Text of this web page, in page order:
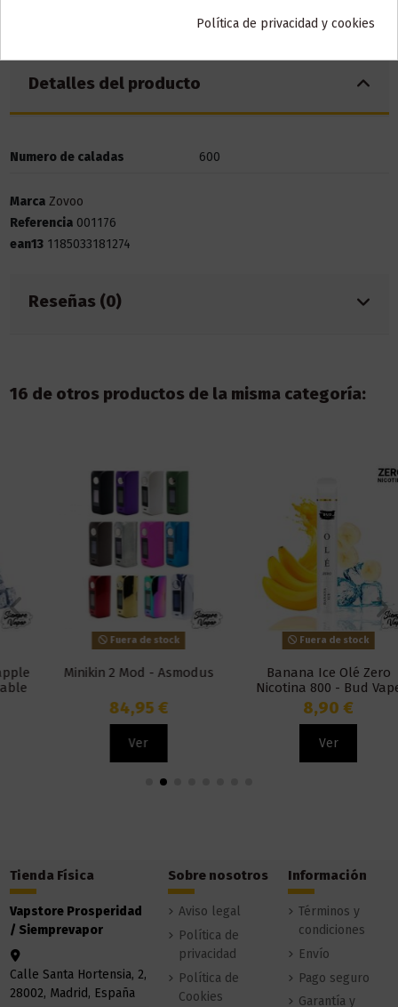
Detalles del producto
Numero de caladas 600
Marca Zovoo
Referencia 001176
ean13 1185033181274
Reseñas (0)
16 de otros productos de la misma categoría:
Fuera de stock
Minikin 2 Mod - Asmodus
84,95 €
Fuera de stock
Banana Ice Olé Zero
Nicotina 800 - Bud Vape
8,90 €
Tienda Física
Vapstore Prosperidad
/ Siemprevapor
Calle Santa Hortensia, 2,
28002, Madrid, España
Sobre nosotros
Aviso legal
Política de
privacidad
Política de
Cookies
Información
Términos y
condiciones
Envío
Pago seguro
Garantía y
Política de privacidad y cookies